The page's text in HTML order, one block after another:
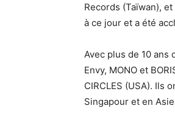
Records (Taïwan),
à ce jour et a été
Avec plus de 10
Envy, MONO et
CIRCLES (USA). Ils
Singapour et en